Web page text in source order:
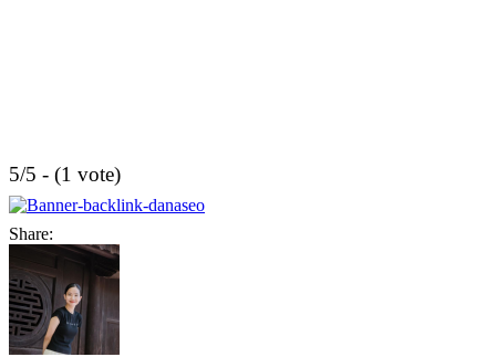
5/5 - (1 vote)
Share: